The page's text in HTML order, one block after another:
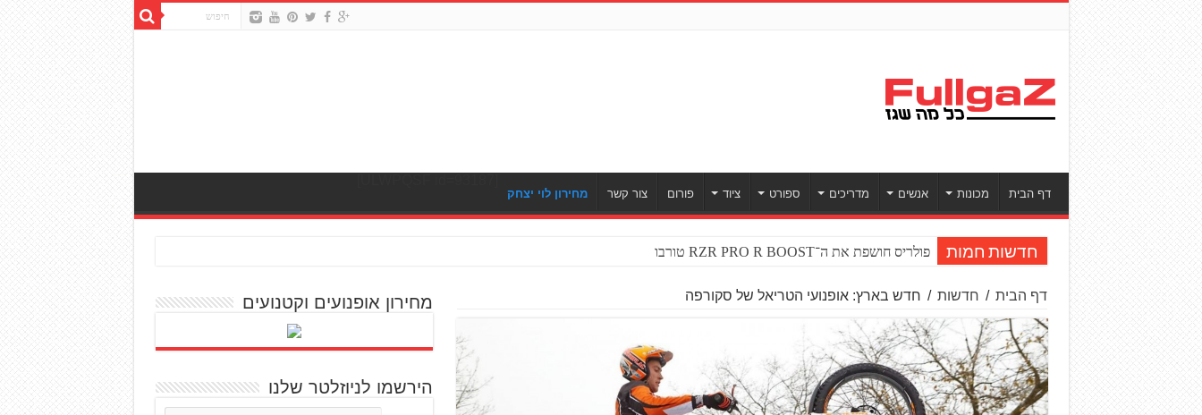
דף הבית מכונות אנשים מדריכים ספורט ציוד פורום צור קשר מחירון לוי יצחק
חדשות חמות פולריס חושפת את ה־RZR PRO R BOOST טורבו
דף הבית / חדשות / חדש בארץ: אופנועי הטריאל של סקורפה מחירון אופנועים וקטנועים
הירשמו לניוזלטר שלנו